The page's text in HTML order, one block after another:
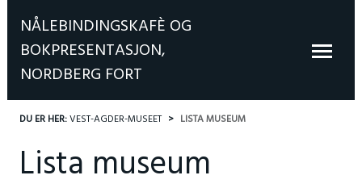
NÅLEBINDINGSKAFÈ OG
BOKPRESENTASJON,
NORDBERG FORT
DU ER HER:VEST-AGDER-MUSEET LISTA MUSEUM
Lista museum